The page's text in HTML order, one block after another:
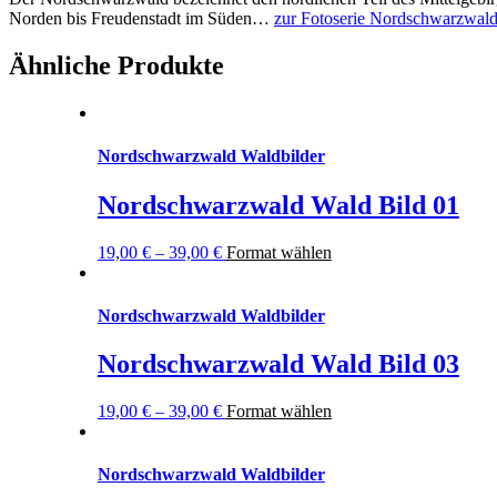
Norden bis Freudenstadtim Süden… zur Fotoserie Nordschwarzwald
Ähnliche Produkte
Nordschwarzwald Waldbilder
Nordschwarzwald Wald Bild 01
19,00 €– 39,00 € Format wählen
Nordschwarzwald Waldbilder
Nordschwarzwald Wald Bild 03
19,00 €– 39,00 € Format wählen
Nordschwarzwald Waldbilder